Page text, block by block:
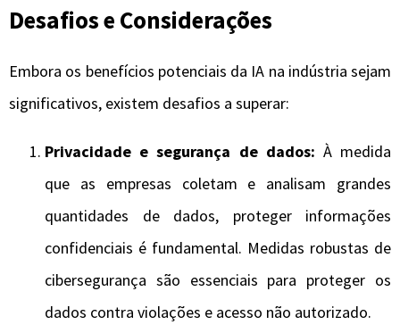
Desafios e Considerações
Embora os benefícios potenciais da IA ​​na indústria sejam
significativos, existem desafios a superar:
Privacidade e segurança de dados: À medida
que as empresas coletam e analisam grandes
quantidades de dados, proteger informações
confidenciais é fundamental. Medidas robustas de
cibersegurança são essenciais para proteger os
dados contra violações e acesso não autorizado.